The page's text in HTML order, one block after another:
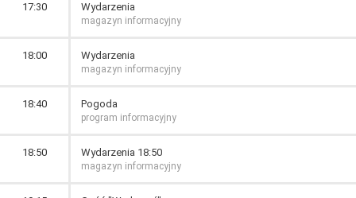
17:30 Wydarzenia
magazyn informacyjny
18:00 Wydarzenia
magazyn informacyjny
18:40 Pogoda
program informacyjny
18:50 Wydarzenia 18:50
magazyn informacyjny